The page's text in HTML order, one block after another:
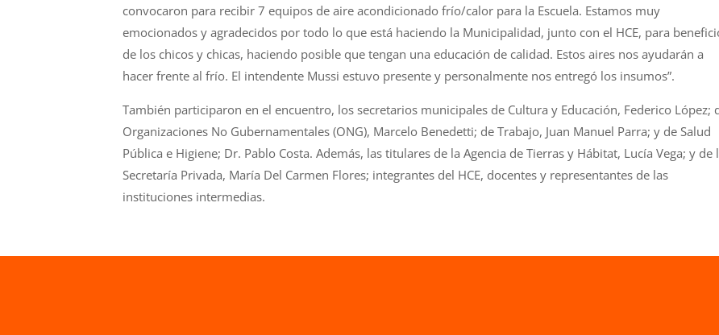
convocaron para recibir 7 equipos de aire acondicionado frío/calor para la Escuela. Estamos muy
emocionados y agradecidos por todo lo que está haciendo la Municipalidad, junto con el HCE, para
de los chicos y chicas, haciendo posible que tengan una educación de calidad. Estos aires nos ayudarán a
hacer frente al frío. El intendente Mussi estuvo presente y personalmente nos entregó los insumos”.
También participaron en el encuentro, los secretarios municipales de Cultura y Educación, Federico López;
Organizaciones No Gubernamentales (ONG), Marcelo Benedetti; de Trabajo, Juan Manuel Parra; y de Salud
Pública e Higiene; Dr. Pablo Costa. Además, las titulares de la Agencia de Tierras y Hábitat, Lucía Vega; y de
Secretaría Privada, María Del Carmen Flores; integrantes del HCE, docentes y representantes de las
instituciones intermedias.